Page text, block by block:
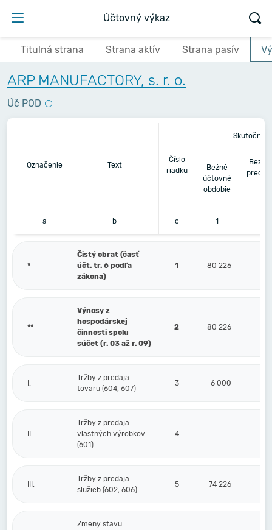
Účtovný výkaz
Titulná strana Strana aktív Strana pasív
ARP MANUFACTORY, s. r. o.
Úč POD
Označenie Text
Číslo
riadku
Skutočnosť
Bežné
účtovné
obdobie
a b c 1
*
Čistý obrat (časť
účt. tr. 6 podľa
zákona)
1 80 226
**
Výnosy z
hospodárskej
činnosti spolu
súčet (r. 03 až r. 09)
2 80 226
I.
Tržby z predaja
tovaru (604, 607)
3 6 000
II.
Tržby z predaja
vlastných výrobkov
(601)
4
III.
Tržby z predaja
služieb (602, 606)
5 74 226
Zmeny stavu